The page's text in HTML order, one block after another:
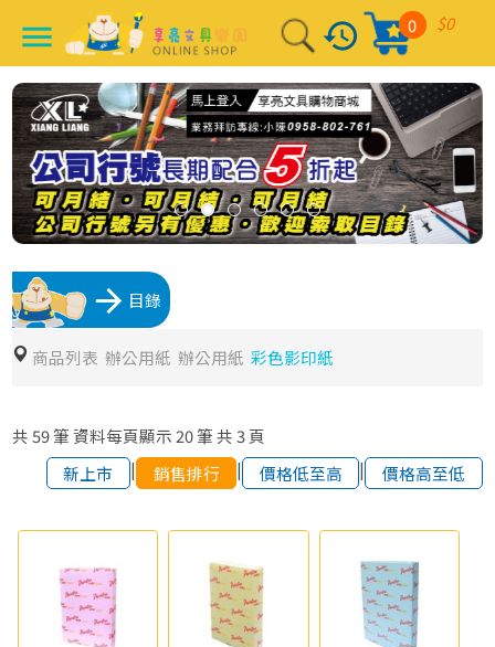
menu history $0
0
arrow_forward 目錄
商品列表 辦公用紙 辦公用紙 彩色影印紙
共 59筆 資料每頁顯示 20筆 共 3頁
新上市
| 銷售排行 | 價格低至高 | 價格高至低